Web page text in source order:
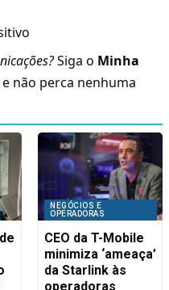
Siga o Minha
e não perca nenhuma
NEGÓCIOS E
OPERADORAS
CEO da T-Mobile
minimiza ‘ameaça’
da Starlink às
operadoras